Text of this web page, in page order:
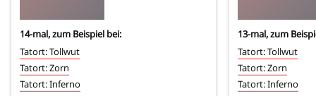
14-mal, zum Beispiel bei:
Tatort: Tollwut
Tatort: Zorn
Tatort: Inferno
13-mal, zum
Tatort: Tollwut
Tatort: Zorn
Tatort: Inferno